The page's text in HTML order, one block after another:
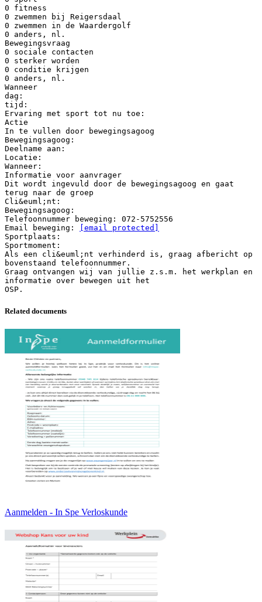
0 fitness
0 zwemmen bij Reigersdaal
0 zwemmen in de Waardergolf
0 anders, nl.
Bewegingsvraag
0 sociale contacten
0 sterker worden
0 conditie krijgen
0 anders, nl.
Wanneer
dag:
tijd:
Ervaring met sport tot nu toe:
Actie
In te vullen door bewegingsagoog
Bewegingsagoog:
Deelname aan:
Locatie:
Wanneer:
Informatie voor aanvrager
Dit wordt ingevuld door de bewegingsagoog en gaat
terug naar de groep
Cli&euml;nt:
Bewegingsagoog:
Telefoonnummer beweging: 072-5752556
Email beweging:
[email protected]
Sportplaats:
Sportmoment:
Als een cli&euml;nt verhinderd is, graag afbericht op
bovenstaand telefoonnummer.
Graag ontvangen wij van jullie z.s.m. het werkplan en
informatie over bewegen uit het
Related documents
Aanmelden - In Spe Verloskunde